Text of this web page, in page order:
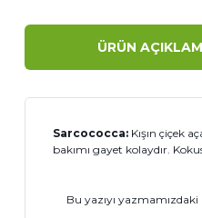
ÜRÜN
Sarcococca: Kışın çiçek
bakımı gayet kolaydır.
Bu yazıyı yazmamızdaki